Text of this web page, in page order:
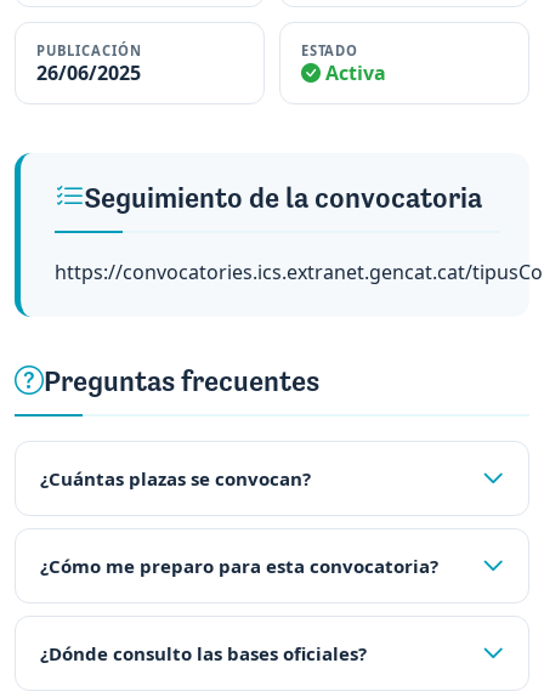
PUBLICACIÓN
26/06/2025
ESTADO
Activa
Seguimiento de la convocatoria
https://convocatories.ics.extranet.gencat.cat/
Preguntas frecuentes
¿Cuántas plazas se convocan?
¿Cómo me preparo para esta convocatoria?
¿Dónde consulto las bases oficiales?